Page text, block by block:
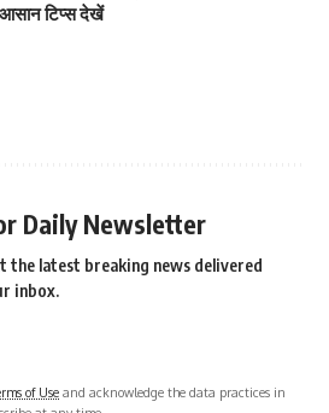
टिप्स देखें
Daily Newsletter
the latest breaking news delivered
inbox.
of Use and acknowledge the data practices in